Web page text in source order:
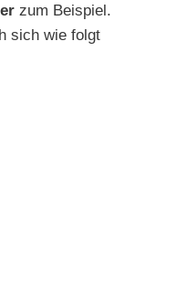
zum Beispiel.
sich wie folgt